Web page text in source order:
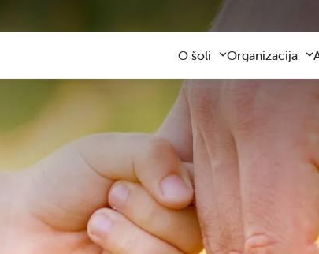
O šoli
Predstavitev šole
Kontaktni podatki
Zaposleni
Organizacija dela
Varna šolska pot
Knjižnica
Katalog informacij javnega
Koristne informacije
Oddaja prostorov
Zobna ambulanta
Tekmovanja
Organizacija
Sodelovanje s
Šolski prevozi
Šolski sklad